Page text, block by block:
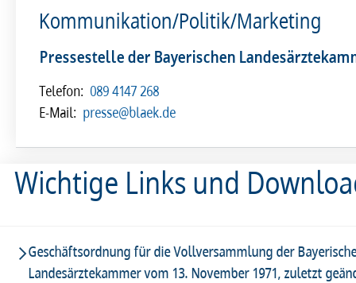
Kommunikation/Politik/Marketing
Pressestelle der Bayerischen
Telefon: 089 4147 268
E-Mail: presse@blaek.de
Wichtige Links und
Geschäftsordnung für die Vollversammlung der
Landesärztekammer vom 13. November 1971, zuletzt